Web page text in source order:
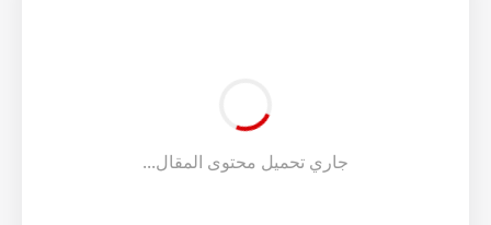
جاري تحميل محتوى المقال...